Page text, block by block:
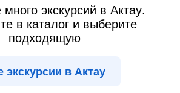
экскурсий в Актау.
в каталог и выберите
подходящую
экскурсии в Актау